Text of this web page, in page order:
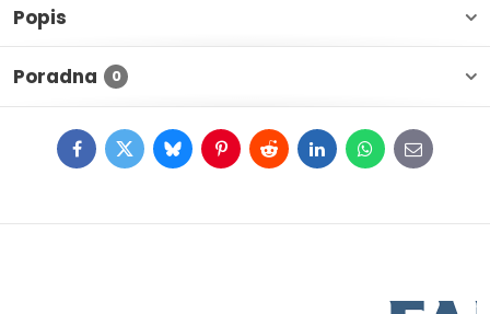
Popis
Poradna 0
FacebookTwitterBlueskyPinterestRedditLinkedInWhatsApp
E-
mail